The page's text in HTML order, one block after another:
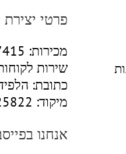
פרטי
מכירות:
שירות
כתובת: הלפיד 8, פתח
מיקוד:
אנחנו